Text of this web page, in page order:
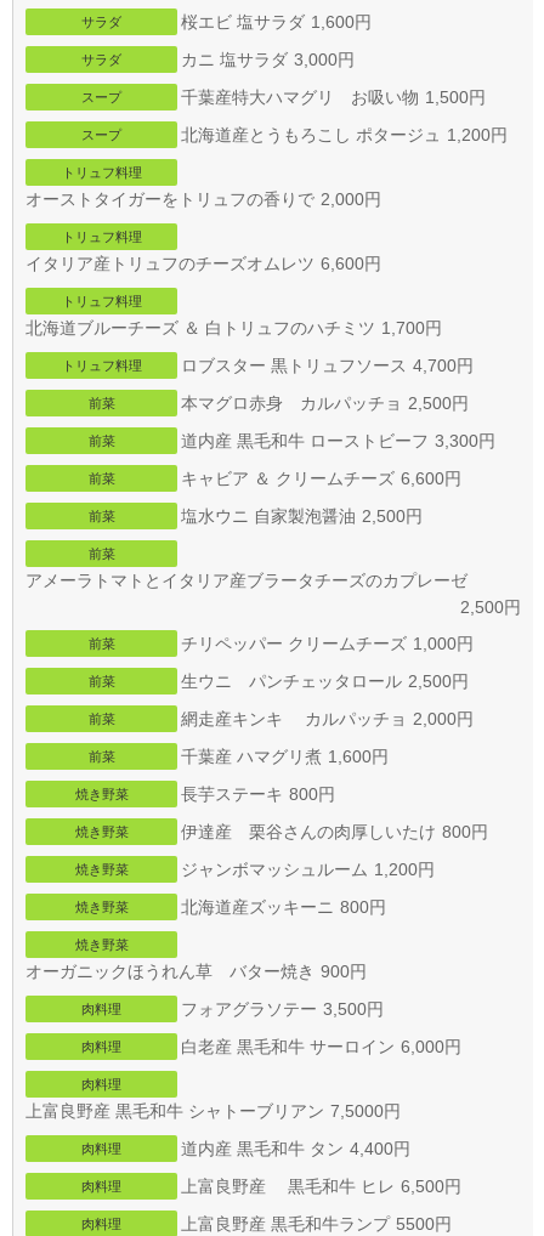
御礼
いつも鉄板焼しのだをご利用頂きありがとうございます
本日 年内最後の営業となります
たくさんのお客様の笑顔に出会えたことに心より感謝申し上げま
明日３１日午前１０：００〜１２：００の間に魚次郎にてお渡し
いたします
来年も変わらぬご愛顧のほど、よろしくお願い申し上げます
サラダ 桜エビ 塩サラダ 1,600円
サラダ カニ 塩サラダ 3,000円
スープ 千葉産特大ハマグリ お吸い物 1,500円
スープ 北海道産とうもろこし ポタージュ 1,200円
トリュフ料理
オーストタイガーをトリュフの香りで 2,000円
トリュフ料理
イタリア産トリュフのチーズオムレツ 6,600円
トリュフ料理
北海道ブルーチーズ ＆ 白トリュフのハチミツ 1,700円
トリュフ料理 ロブスター 黒トリュフソース 4,700円
前菜 本マグロ赤身 カルパッチョ 2,500円
前菜 道内産 黒毛和牛 ローストビーフ 3,300円
前菜 キャビア ＆ クリームチーズ 6,600円
前菜 塩水ウニ 自家製泡醤油 2,500円
前菜
アメーラトマトとイタリア産ブラータチーズのカプレーゼ
2,500円
前菜 チリペッパー クリームチーズ 1,000円
前菜 生ウニ パンチェッタロール 2,500円
前菜 網走産キンキ カルパッチョ 2,000円
前菜 千葉産 ハマグリ煮 1,600円
焼き野菜 長芋ステーキ 800円
焼き野菜 伊達産 栗谷さんの肉厚しいたけ 800円
焼き野菜 ジャンボマッシュルーム 1,200円
焼き野菜 北海道産ズッキーニ 800円
焼き野菜
オーガニックほうれん草 バター焼き 900円
肉料理 フォアグラソテー 3,500円
肉料理 白老産 黒毛和牛 サーロイン 6,000円
肉料理
上富良野産 黒毛和牛 シャトーブリアン 7,5000円
肉料理 道内産 黒毛和牛 タン 4,400円
肉料理 上富良野産 黒毛和牛 ヒレ 6,500円
肉料理 上富良野産 黒毛和牛ランプ 5500円